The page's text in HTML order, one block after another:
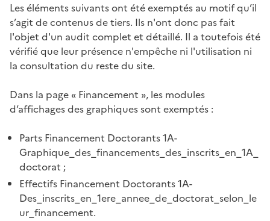
Les éléments suivants ont été exemptés au motif qu’il
s’agit de contenus de tiers. Ils n'ont donc pas fait
l'objet d'un audit complet et détaillé. Il a toutefois été
vérifié que leur présence n'empêche ni l'utilisation ni
la consultation du reste du site.
Dans la page « Financement », les modules
d’affichages des graphiques sont exemptés :
Parts Financement Doctorants 1A-
Graphique_des_financements_des_inscrits_en_1A_
doctorat ;
Effectifs Financement Doctorants 1A-
Des_inscrits_en_1ere_annee_de_doctorat_selon_le
ur_financement.